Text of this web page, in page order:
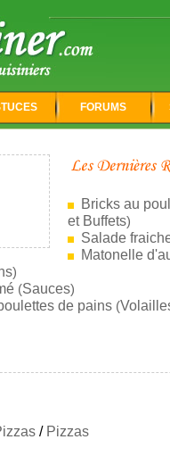
FORUMS
Bricks au
et Buffets)
Salade
Matonelle
)
(Sauces)
de pains (
/ Pizzas